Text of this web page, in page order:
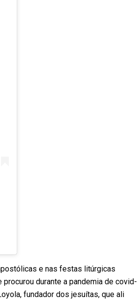
e nas festas litúrgicas
durante a pandemia de covid-
fundador dos jesuítas, que ali